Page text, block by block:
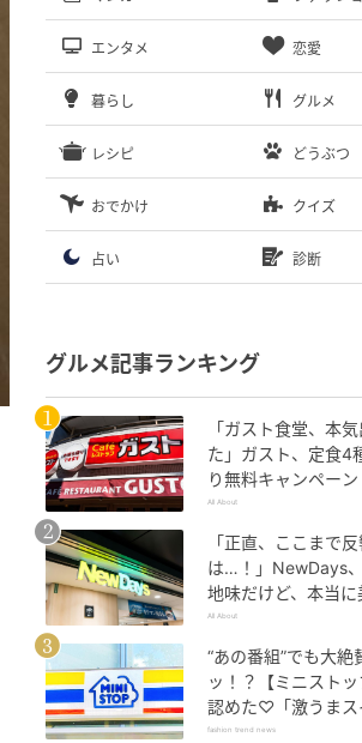
エンタメ 恋愛
暮らし グルメ
レシピ どうぶつ
おでかけ クイズ
占い 診断
グルメ記事ランキング
「ガスト食堂、本
た」ガスト、定食4
り無料キャンペー
おおうまそう」
All About
「正直、ここまで
は…！」NewDays
地味だけど、本当に
話題の弁当が再登場
All About
“あの番組”でも大絶
ッ！？【ミニスト
認めた♡「激うまス
fashion trend news